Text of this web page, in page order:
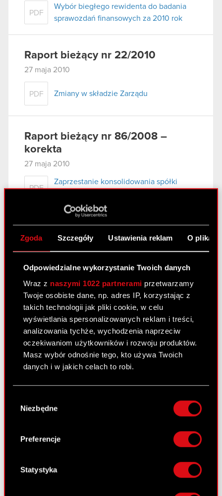
Zgoda Szczegóły Ustawienia reklam O
Odpowiedzialne wykorzystanie Twoich danych
Wraz z naszymi 1022 partnerami przetwarzamy
Twoje osobiste dane, np. adres IP, korzystając z
takich technologii jak pliki cookie, w celu
wyświetlania spersonalizowanych reklam i treści,
analizowania tychże, wychodzenia naprzeciw
oczekiwaniom użytkowników i rozwoju produktów.
Masz wybór odnośnie tego, kto używa Twoich
danych i w jakich celach to robi.
Gromadzić dane dotyczące Twojej
lokalizacji geograficznej z dokładnością nawet
Identyfikować Twoje urządzenie, aktywnie
analizując charakteryzującego je zbiory
palca)
osobiste dane są przetwarzane oraz ustaw własne
zgody
Niezbędne
Preferencje
Statystyka
PDF
Wybór biegłego rewidenta do badania
sprawozdań finansowych za 2010 rok
Raport bieżący nr 22/2010
27 maja 2010
PDF Zmiany w składzie Zarządu
Raport bieżący nr 86/2008 –
korekta
27 maja 2010
PDF
Zaprzestanie konsolidowania spółki
PDF
podmiot zależny
Raport bieżący nr 20/2010
15 maja 2010
Korekta raportu okresowego
PDF